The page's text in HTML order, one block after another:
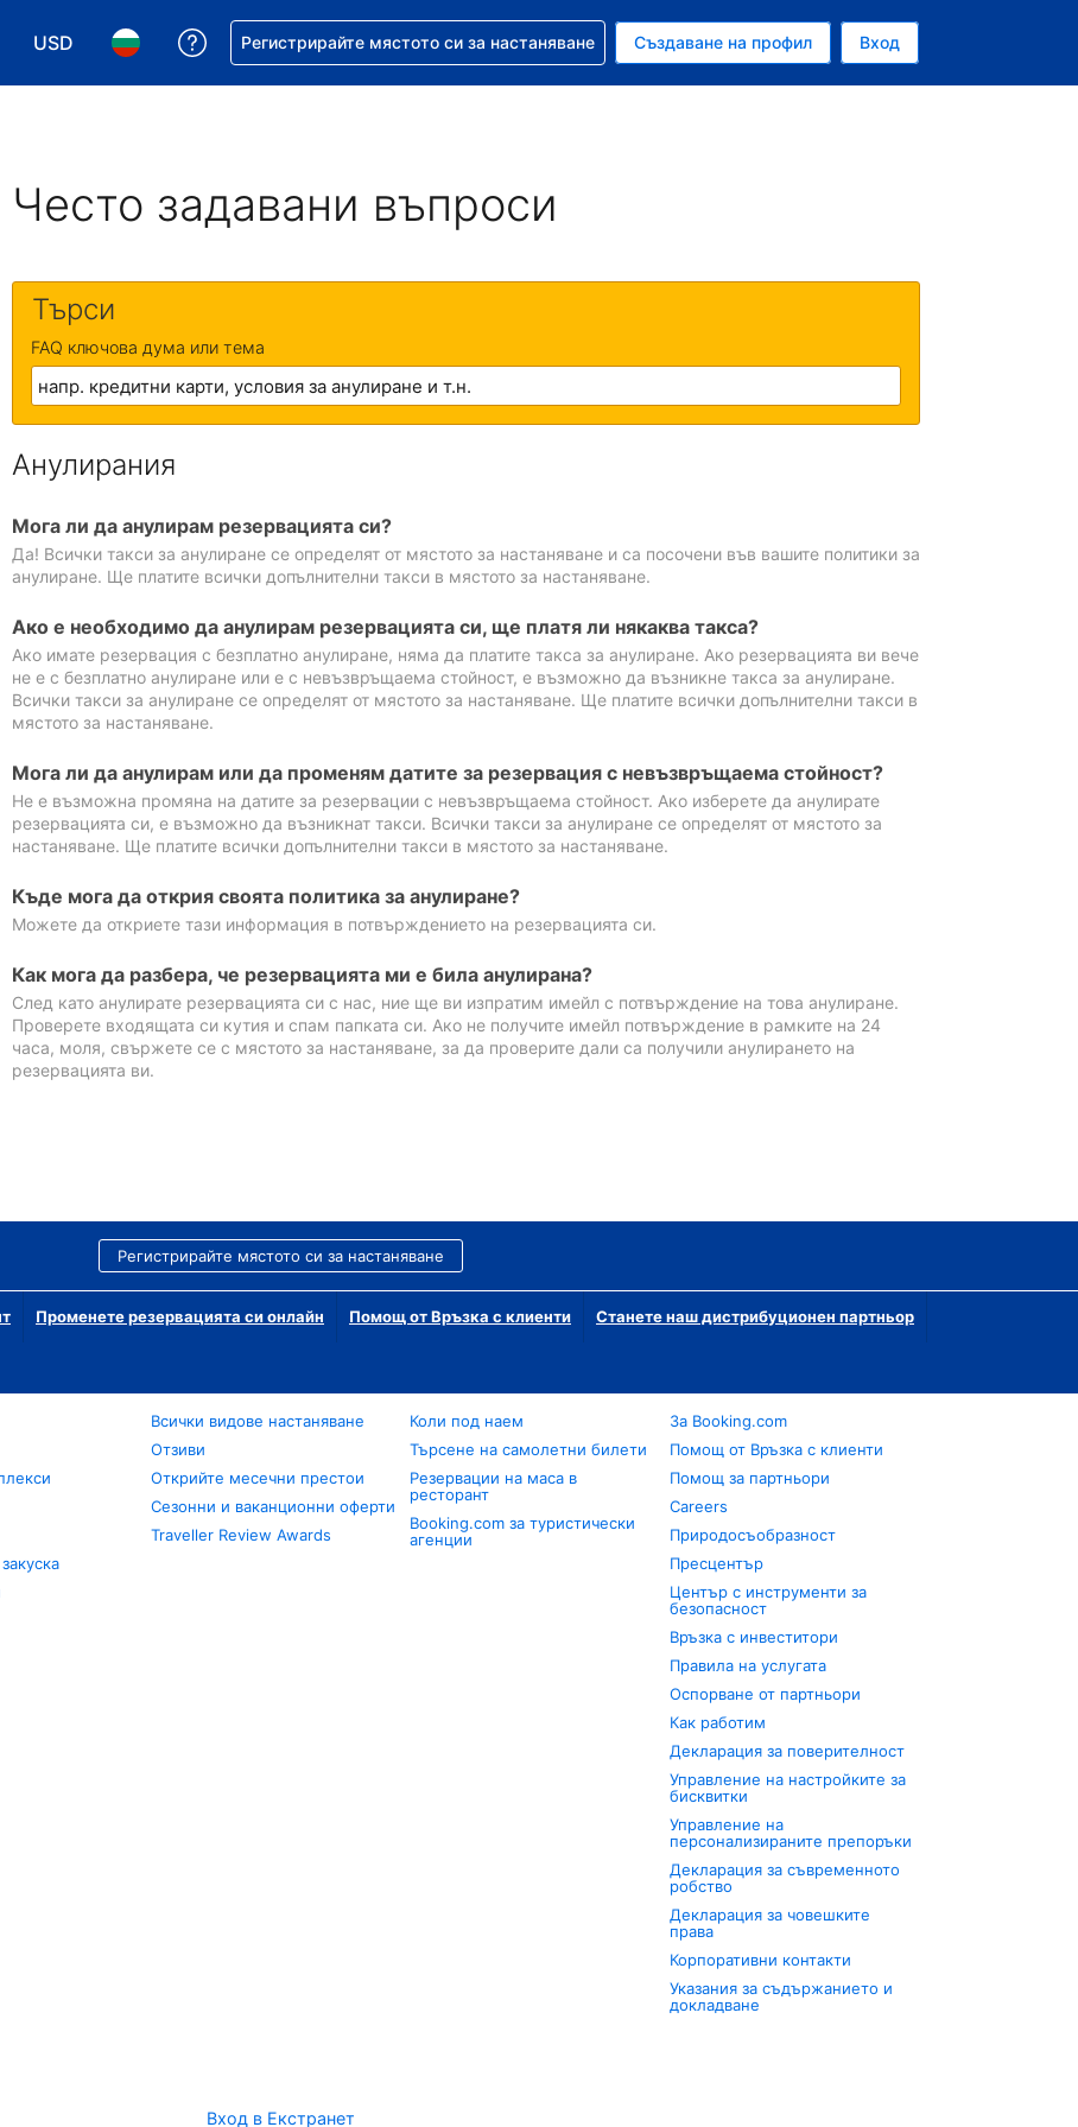
USD
Избор на валута. Избрана валута - Американски долар
Избор на език. Избран език - Български
Помощ с резервацията ви
Регистрирайте мястото си за настаняване Създаване на профил Вход
Често задавани въпроси
Търси
FAQ ключова дума или тема
Анулирания
Мога ли да анулирам резервацията си?
Да! Всички такси за анулиране се определят от мястото за настаняване и са посочени във вашите политики за
анулиране. Ще платите всички допълнителни такси в мястото за настаняване.
Ако е необходимо да анулирам резервацията си, ще платя ли някаква такса?
Ако имате резервация с безплатно анулиране, няма да платите такса за анулиране. Ако резервацията ви вече
не е с безплатно анулиране или е с невъзвръщаема стойност, е възможно да възникне такса за анулиране.
Всички такси за анулиране се определят от мястото за настаняване. Ще платите всички допълнителни такси в
мястото за настаняване.
Мога ли да анулирам или да променям датите за резервация с невъзвръщаема стойност?
Не е възможна промяна на датите за резервации с невъзвръщаема стойност. Ако изберете да анулирате
резервацията си, е възможно да възникнат такси. Всички такси за анулиране се определят от мястото за
настаняване. Ще платите всички допълнителни такси в мястото за настаняване.
Къде мога да открия своята политика за анулиране?
Можете да откриете тази информация в потвърждението на резервацията си.
Как мога да разбера, че резервацията ми е била анулирана?
След като анулирате резервацията си с нас, ние ще ви изпратим имейл с потвърждение на това анулиране.
Проверете входящата си кутия и спам папката си. Ако не получите имейл потвърждение в рамките на 24
часа, моля, свържете се с мястото за настаняване, за да проверите дали са получили анулирането на
резервацията ви.
Регистрирайте мястото си за настаняване
Променете резервацията си онлайн Помощ от Връзка с клиенти Станете наш дистрибуционен партньор
Всички видове настаняване
Отзиви
Открийте месечни престои
Сезонни и ваканционни оферти
Traveller Review Awards
Коли под наем
Търсене на самолетни билети
Резервации на маса в
ресторант
Booking.com за туристически
агенции
За Booking.com
Помощ от Връзка с клиенти
Помощ за партньори
Careers
Природосъобразност
Пресцентър
Център с инструменти за
безопасност
Връзка с инвеститори
Правила на услугата
Оспорване от партньори
Как работим
Декларация за поверителност
Управление на настройките за
бисквитки
Управление на
персонализираните препоръки
Декларация за съвременното
робство
Декларация за човешките
права
Корпоративни контакти
Указания за съдържанието и
докладване
Вход в Екстранет